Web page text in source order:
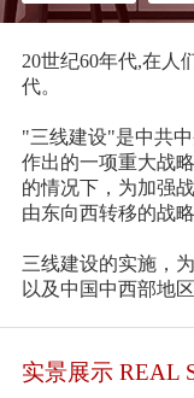
20世纪60年代,在人
代。
"三线建设"是中共
作出的一项重大战
的情况下，为加强
由东向西转移的战
三线建设的实施，
以及中国中西部地
实景展示 REAL